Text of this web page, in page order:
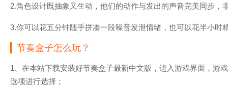
2.角色设计既抽象又生动，他们的动作与发出的声音完美同步，
3.你可以花五分钟随手拼凑一段噪音发泄情绪，也可以花半小时
节奏盒子怎么玩？
1、在本站下载安装好节奏盒子最新中文版，进入游戏界面，游
选项进行选择；